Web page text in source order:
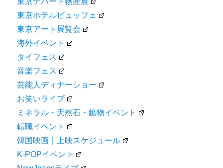
東京フードフェス
東京ビールイベント
東京デパート物産展
東京ホテルビュッフェ
東京アート展覧会
海外イベント
タイフェス
音楽フェス
芸能人ディナーショー
お笑いライブ
ミネラル・天然石・鉱物イベント